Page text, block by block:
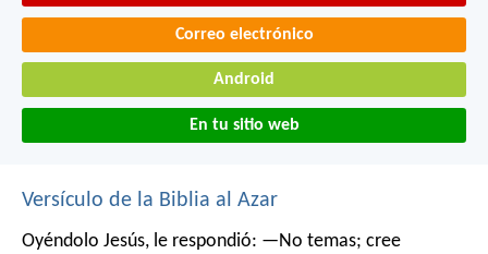
Correo electrónico
Android
En tu sitio web
Versículo de la Biblia al Azar
Oyéndolo Jesús, le respondió: —No temas; cree